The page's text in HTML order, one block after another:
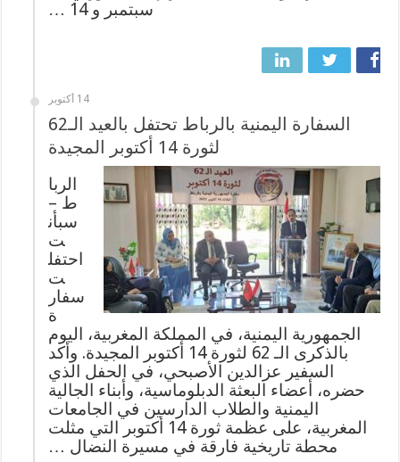
سبتمبر و 14 …
14 أكتوبر
السفارة اليمنية بالرباط تحتفل بالعيد الـ62
لثورة 14 أكتوبر المجيدة
الربا
ط –
سبأن
ت
احتفل
ت
سفار
ة
الجمهورية اليمنية، في المملكة المغربية، اليوم
بالذكرى الـ 62 لثورة 14 أكتوبر المجيدة. وأكد
السفير عزالدين الأصبحي، في الحفل الذي
حضره، أعضاء البعثة الدبلوماسية، وأبناء الجالية
اليمنية والطلاب الدارسين في الجامعات
المغربية، على عظمة ثورة 14 أكتوبر التي مثلت
محطة تاريخية فارقة في مسيرة النضال …